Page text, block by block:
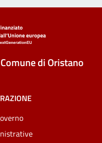
Comune di Oristano